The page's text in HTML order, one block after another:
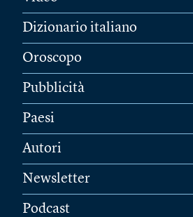
Dizionario italiano
Oroscopo
Pubblicità
Paesi
Autori
Newsletter
Podcast